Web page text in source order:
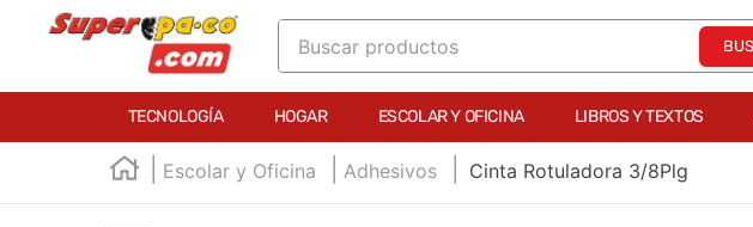
Buscar productos
TECNOLOGÍA HOGAR ESCOLAR Y OFICINA LIBROS Y TEXTOS
Escolar y Oficina Adhesivos Cinta Rotuladora 3/8Plg
TÉRMINOS MÁS BUSCADOS
2.
marcador e300